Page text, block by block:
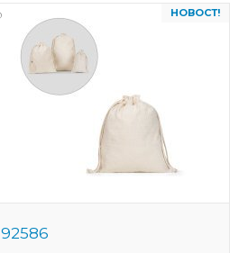
НОВОСТ!
92586